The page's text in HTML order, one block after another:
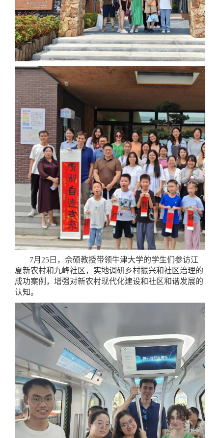
7月25日，佘硕教授带领牛津大学的学生们参访江
夏新农村和九峰社区，实地调研乡村振兴和社区治理的
成功案例，增强对新农村现代化建设和社区和谐发展的
认知。